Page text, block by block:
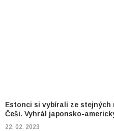
Estonci si vybírali ze
Češi. Vyhrál japonsko-
22. 02. 2023